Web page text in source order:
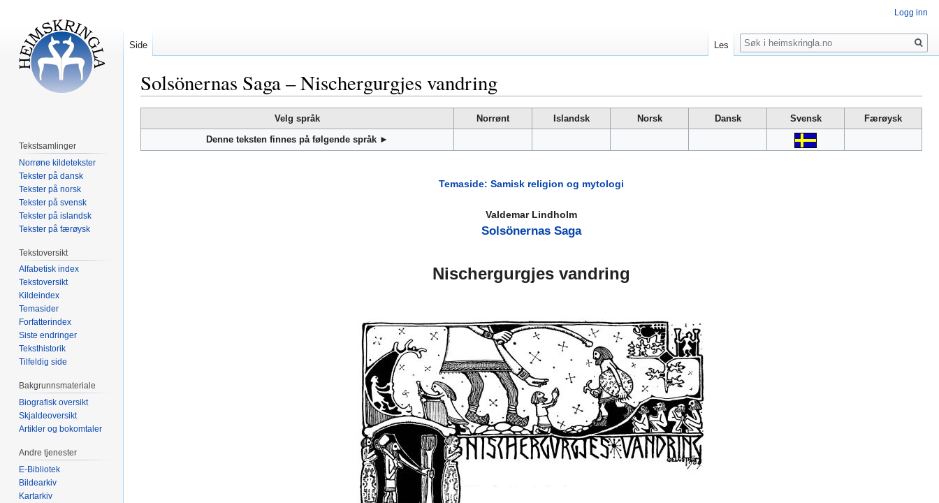
Solsönernas Saga – Nischergurgjes vandring
til
til
Velg språk Norrønt Islandsk Norsk Dansk Svensk
Færøysk
Denne teksten finnes på følgende språk ►
Temaside: Samisk religion og mytologi
Valdemar Lindholm
Solsönernas Saga
Nischergurgjes vandring
Logg inn
Side Les
Søk
Tekstsamlinger
Norrøne kildetekster
Tekster på dansk
Tekster på norsk
Tekster på svensk
Tekster på islandsk
Tekster på færøysk
Tekstoversikt
Alfabetisk index
Tekstoversikt
Kildeindex
Temasider
Forfatterindex
Siste endringer
Teksthistorik
Tilfeldig side
Bakgrunnsmateriale
Biografisk oversikt
Skjaldeoversikt
Artikler og bokomtaler
Andre tjenester
E-Bibliotek
Bildearkiv
Kartarkiv